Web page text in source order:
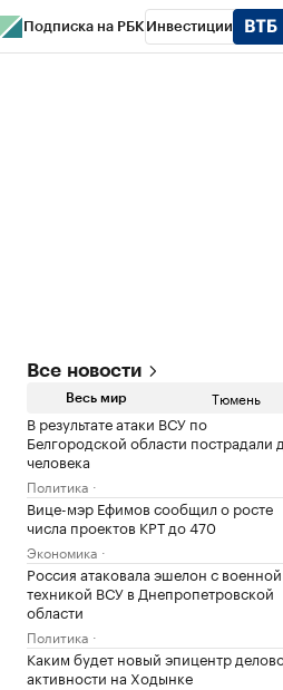
Подписка на РБК Инвестиции
Все новости
Весь мир Тюмень
В результате атаки ВСУ по
Белгородской области пострадали
человека
Политика
Вице-мэр Ефимов сообщил о росте
числа проектов КРТ до 470
Экономика
Россия атаковала эшелон с военной
техникой ВСУ в Днепропетровской
области
Политика
Каким будет новый эпицентр
активности на Ходынке